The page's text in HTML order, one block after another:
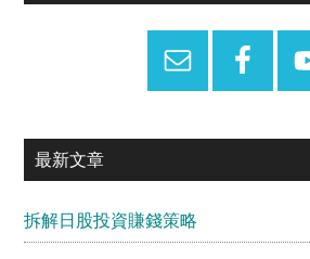
最新文章
拆解日股投資賺錢策略